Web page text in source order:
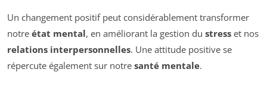
Un changement positif peut considérablement transformer
notre état mental, en améliorant la gestion du stress et nos
relations interpersonnelles. Une attitude positive se
répercute également sur notre santé mentale.